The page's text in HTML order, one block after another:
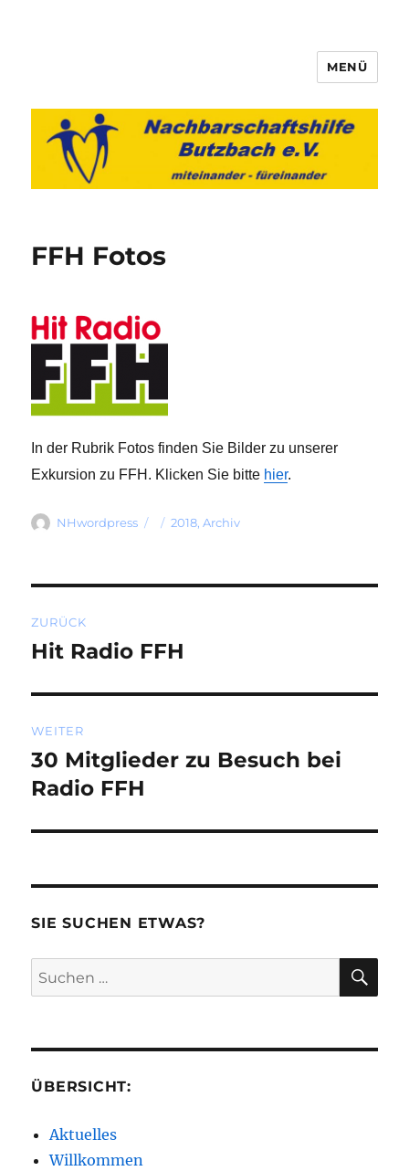
Nachbarschaftshilfe Butzbach
e.V.
MENÜ
FFH Fotos
In der Rubrik Fotos finden Sie Bilder zu unserer
Exkursion zu FFH. Klicken Sie bitte hier.
Autor
NHwordpress
Veröffentlicht
Kategorien
2018,Archiv
ZURÜCK
Vorheriger
Hit Radio FFH
WEITER
Nächster
Beitrag:
30 Mitglieder zu Besuch bei
Radio FFH
SIE SUCHEN ETWAS?
Suchen
nach:
ÜBERSICHT:
Aktuelles
Willkommen